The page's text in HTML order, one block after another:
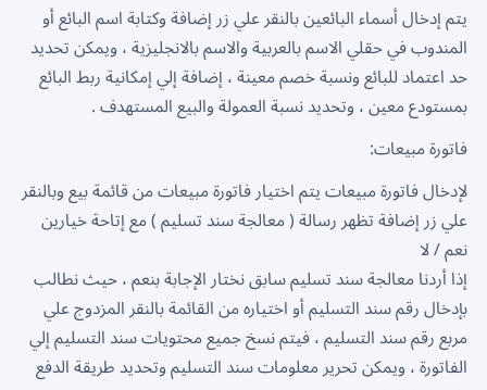
يتم إدخال أسماء البائعين بالنقر علي زر إضافة وكتابة اسم البائع أو
المندوب في حقلي الاسم بالعربية والاسم بالانجليزية ، ويمكن تحديد
حد اعتماد للبائع ونسبة خصم معينة ، إضافة إلي إمكانية ربط البائع
بمستودع معين ، وتحديد نسبة العمولة والبيع المستهدف .
فاتورة مبيعات:
لإدخال فاتورة مبيعات يتم اختيار فاتورة مبيعات من قائمة بيع وبالنقر
علي زر إضافة تظهر رسالة ( معالجة سند تسليم ) مع إتاحة خيارين
نعم / لا
إذا أردنا معالجة سند تسليم سابق نختار الإجابة بنعم ، حيث نطالب
بإدخال رقم سند التسليم أو اختياره من القائمة بالنقر المزدوج علي
مربع رقم سند التسليم ، فيتم نسخ جميع محتويات سند التسليم إلي
الفاتورة ، ويمكن تحرير معلومات سند التسليم وتحديد طريقة الدفع